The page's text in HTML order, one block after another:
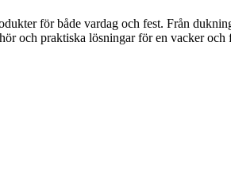
för både vardag och fest. Från
och praktiska lösningar för en vacker